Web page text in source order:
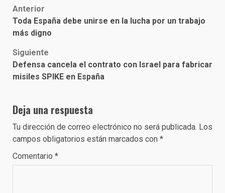
Post
navigation
Anterior
Toda España debe unirse en la lucha por un trabajo
más digno
Siguiente
Defensa cancela el contrato con Israel para fabricar
misiles SPIKE en España
Deja una respuesta
Tu dirección de correo electrónico no será publicada. Los
campos obligatorios están marcados con *
Comentario *